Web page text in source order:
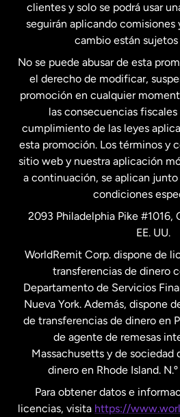
Estados Unidos
Francia
Malasia
Nueva Zelanda
Países Bajos
Suecia
clientes y solo se podrá usar
seguirán aplicando comisiones
cambio están sujetos
No se puede abusar de esta
el derecho de modificar,
promoción en cualquier
las consecuencias fiscales
cumplimiento de las leyes
esta promoción. Los términos y
sitio web y nuestra aplicación
a continuación, se aplican
condiciones
2093 Philadelphia Pike #1016,
EE. UU.
WorldRemit Corp. dispone de
transferencias de dinero
Departamento de Servicios
Nueva York. Además, dispone
de transferencias de dinero en
de agente de remesas
Massachusetts y de sociedad
dinero en Rhode Island.
Para obtener datos e
licencias, visita https://